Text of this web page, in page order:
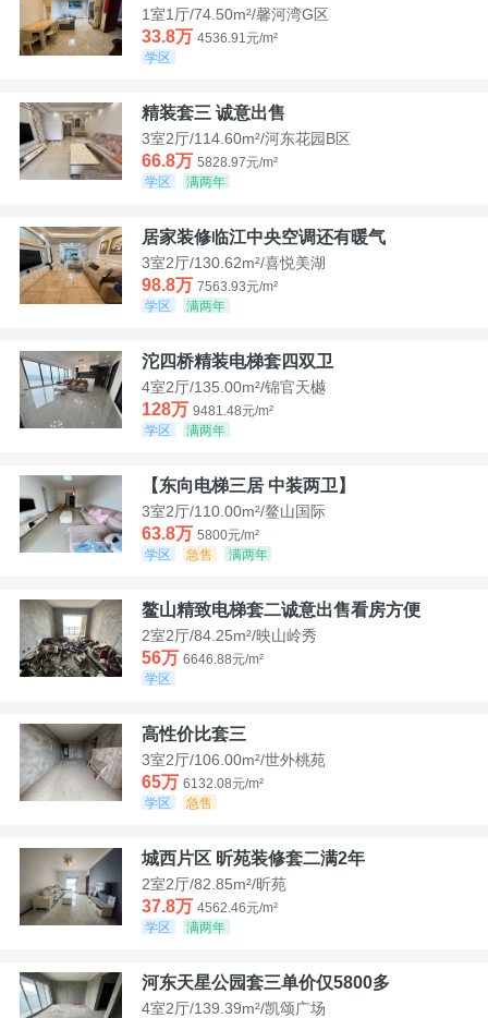
1室1厅/74.50m²/馨河湾G区
33.8万 4536.91元/m²
学区
精装套三 诚意出售
3室2厅/114.60m²/河东花园B区
66.8万 5828.97元/m²
学区
满两年
居家装修临江中央空调还有暖气
3室2厅/130.62m²/喜悦美湖
98.8万 7563.93元/m²
学区
满两年
沱四桥精装电梯套四双卫
4室2厅/135.00m²/锦官天樾
128万 9481.48元/m²
学区
满两年
【东向电梯三居 中装两卫】
3室2厅/110.00m²/鳌山国际
63.8万 5800元/m²
学区
急售 满两年
鳌山精致电梯套二诚意出售看房方便
2室2厅/84.25m²/映山岭秀
56万 6646.88元/m²
学区
高性价比套三
3室2厅/106.00m²/世外桃苑
65万 6132.08元/m²
学区
急售
城西片区 昕苑装修套二满2年
2室2厅/82.85m²/昕苑
37.8万 4562.46元/m²
学区
满两年
河东天星公园套三单价仅5800多
4室2厅/139.39m²/凯颂广场